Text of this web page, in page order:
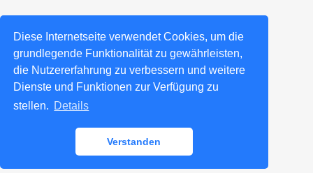
Diese Internetseite verwendet Cookies, um die
grundlegende Funktionalität zu gewährleisten,
die Nutzererfahrung zu verbessern und weitere
Dienste und Funktionen zur Verfügung zu
stellen. Details
Verstanden